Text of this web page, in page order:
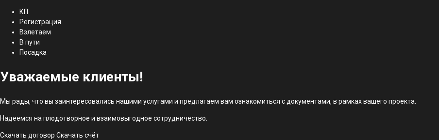
КП
Регистрация
Взлетаем
В пути
Посадка
Уважаемые клиенты!
Мы рады, что вы заинтересовались нашими услугами и предлагаем вам ознакомиться с документами, в рамках вашего проекта.
Надеемся на плодотворное и взаимовыгодное сотрудничество.
Скачать договор Скачать счёт